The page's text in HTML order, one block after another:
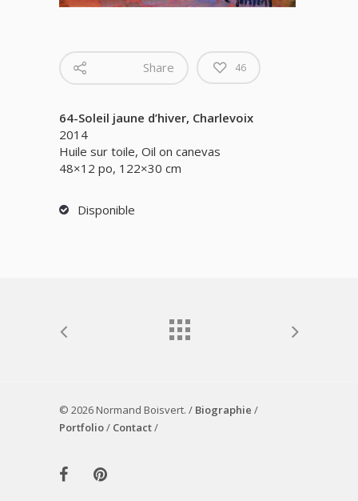
Share 46
64-Soleil jaune d’hiver, Charlevoix
2014
Huile sur toile, Oil on canevas
48×12 po, 122×30 cm
Disponible
© 2026 Normand Boisvert. / Biographie /
Portfolio/ Contact/